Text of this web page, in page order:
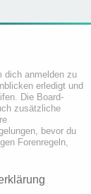
dich anmelden zu
erledigt und
Die Board-
zusätzliche
bevor du
Forenregeln,